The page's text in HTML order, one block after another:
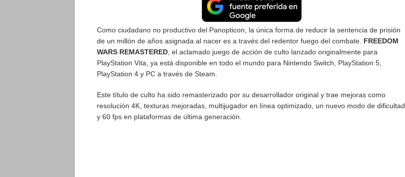
Como ciudadano no productivo del Panopticon, la única forma de reducir la sentencia de prisión
de un millón de años asignada al nacer es a través del redentor fuego del combate. FREEDOM
WARS REMASTERED, el aclamado juego de acción de culto lanzado originalmente para
PlayStation Vita, ya está disponible en todo el mundo para Nintendo Switch, PlayStation 5,
PlayStation 4 y PC a través de Steam.
Este título de culto ha sido remasterizado por su desarrollador original y trae mejoras como
resolución 4K, texturas mejoradas, multijugador en línea optimizado, un nuevo modo de dificultad
y 60 fps en plataformas de última generación.